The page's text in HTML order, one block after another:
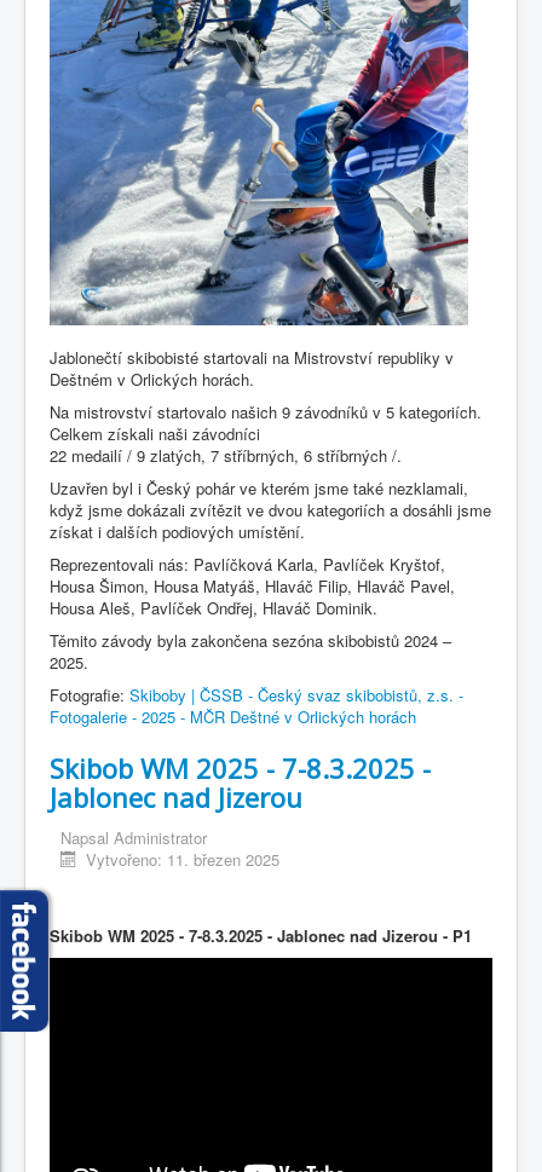
Jablonečtí skibobisté startovali na Mistrovství republiky v
Deštném v Orlických horách.
Na mistrovství startovalo našich 9 závodníků v 5 kategoriích.
Celkem získali naši závodníci
22 medailí / 9 zlatých, 7 stříbrných, 6 stříbrných /.
Uzavřen byl i Český pohár ve kterém jsme také nezklamali,
když jsme dokázali zvítězit ve dvou kategoriích a dosáhli jsme
získat i dalších podiových umístění.
Reprezentovali nás: Pavlíčková Karla, Pavlíček Kryštof,
Housa Šimon, Housa Matyáš, Hlaváč Filip, Hlaváč Pavel,
Housa Aleš, Pavlíček Ondřej, Hlaváč Dominik.
Těmito závody byla zakončena sezóna skibobistů 2024 –
2025.
Fotografie: Skiboby | ČSSB - Český svaz skibobistů, z.s. -
Fotogalerie - 2025 - MČR Deštné v Orlických horách
Skibob WM 2025 - 7-8.3.2025 -
Jablonec nad Jizerou
Napsal Administrator
Vytvořeno: 11. březen 2025
Skibob WM 2025 - 7-8.3.2025 - Jablonec nad Jizerou - P1